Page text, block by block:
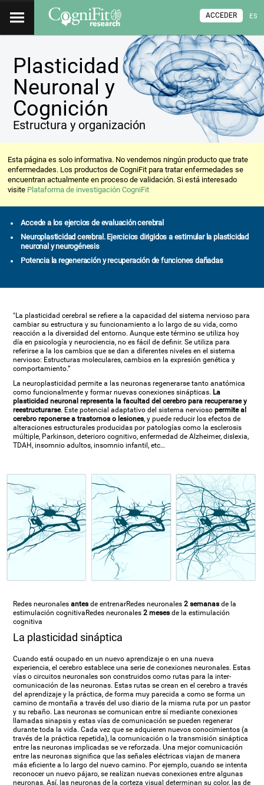
ES
ACCEDER
Plasticidad
Neuronal y
Cognición
Estructura y organización
Esta página es solo informativa. No vendemos ningún producto que trate
enfermedades. Los productos de CogniFit para tratar enfermedades se
encuentran actualmente en proceso de validación. Si está interesado
visite Plataforma de investigación CogniFit
Accede a los ejercios de evaluación cerebral
Neuroplasticidad cerebral. Ejercicios dirigidos a estimular la plasticidad
neuronal y neurogénesis
Potencia la regeneración y recuperación de funciones dañadas
"La plasticidad cerebral se refiere a la capacidad del sistema nervioso para
cambiar su estructura y su funcionamiento a lo largo de su vida, como
reacción a la diversidad del entorno. Aunque este término se utiliza hoy
día en psicología y neurociencia, no es fácil de definir. Se utiliza para
referirse a la los cambios que se dan a diferentes niveles en el sistema
nervioso: Estructuras moleculares, cambios en la expresión genética y
comportamiento.”
La neuroplasticidad permite a las neuronas regenerarse tanto anatómica
como funcionalmente y formar nuevas conexiones sinápticas. La
plasticidad neuronal representa la facultad del cerebro para recuperarse y
reestructurarse. Este potencial adaptativo del sistema nerviosopermite al
cerebro reponerse a trastornos o lesiones, y puede reducir los efectos de
alteraciones estructurales producidas por patologías como la esclerosis
múltiple, Parkinson, deterioro cognitivo, enfermedad de Alzheimer, dislexia,
TDAH, insomnio adultos, insomnio infantil, etc…
Redes neuronalesantes de entrenarRedes neuronales2 semanas de la
estimulación cognitiva Redes neuronales2 meses de la estimulación
cognitiva
La plasticidad sináptica
Cuando está ocupado en un nuevo aprendizaje o en una nueva
experiencia, el cerebro establece una serie de conexiones neuronales. Estas
vías o circuitos neuronales son construidos como rutas para la inter-
comunicación de las neuronas. Estas rutas se crean en el cerebro a través
del aprendizaje y la práctica, de forma muy parecida a como se forma un
camino de montaña a través del uso diario de la misma ruta por un pastor
y su rebaño. Las neuronas se comunican entre sí mediante conexiones
llamadas sinapsis y estas vías de comunicación se pueden regenerar
durante toda la vida. Cada vez que se adquieren nuevos conocimientos (a
través de la práctica repetida), la comunicación o la transmisión sináptica
entre las neuronas implicadas se ve reforzada. Una mejor comunicación
entre las neuronas significa que las señales eléctricas viajan de manera
más eficiente a lo largo del nuevo camino. Por ejemplo, cuando se intenta
reconocer un nuevo pájaro, se realizan nuevas conexiones entre algunas
neuronas. Así, las neuronas de la corteza visual determinan su color, las de